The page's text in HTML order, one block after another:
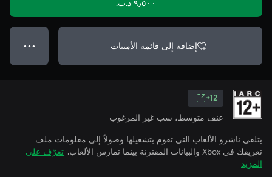
٩٫٥٠٠ د.ب.‏
إضافة إلى قائمة الأمنيات ● ● ●
12+
عنف متوسط، سب غير المرغوب
يتلقى ناشرو الألعاب التي تقوم بتشغيلها وصولاً إلى معلومات ملف
تعريفك في Xbox والبيانات المقترنة بينما تمارس الألعاب.
تعرّف على
المزيد